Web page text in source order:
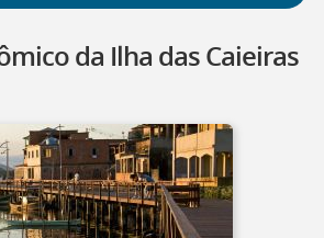
da Ilha das Caieiras